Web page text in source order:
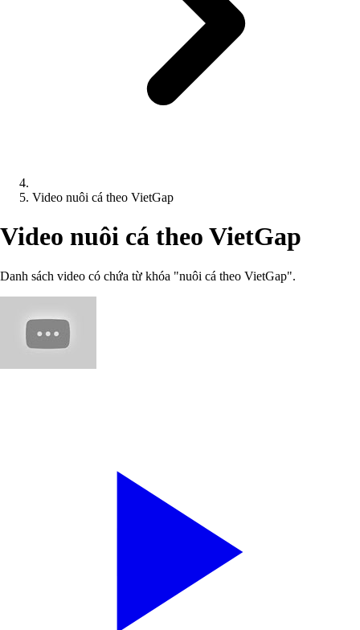
Video nuôi cá theo VietGap
Video nuôi cá theo VietGap
Danh sách video có chứa từ khóa "nuôi cá theo VietGap".